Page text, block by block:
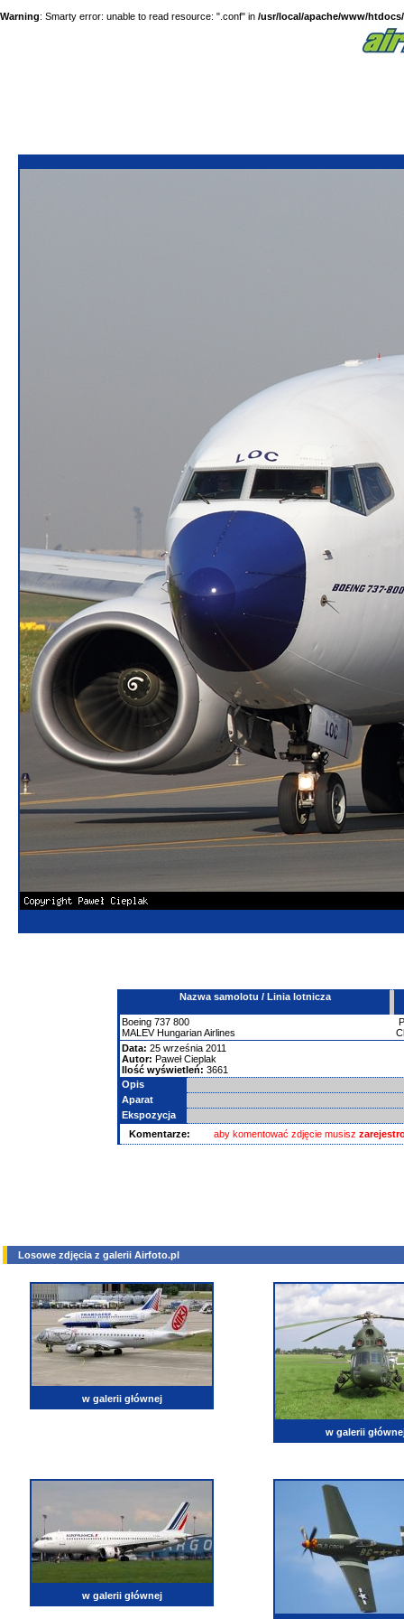
Warning: Smarty error: unable to read resource: ".conf" in /usr/local/apache/www/
Nazwa samolotu / Linia lotnicza
Boeing 737 800
MALEV Hungarian Airlines
Data: 25 września 2011
Autor: Paweł Cieplak
Ilość wyświetleń: 3661
Opis
Aparat
Ekspozycja
Komentarze:
aby komentować zdjęcie musisz
Losowe zdjęcia z galerii Airfoto.pl
w galerii głównej
w galerii
w galerii głównej